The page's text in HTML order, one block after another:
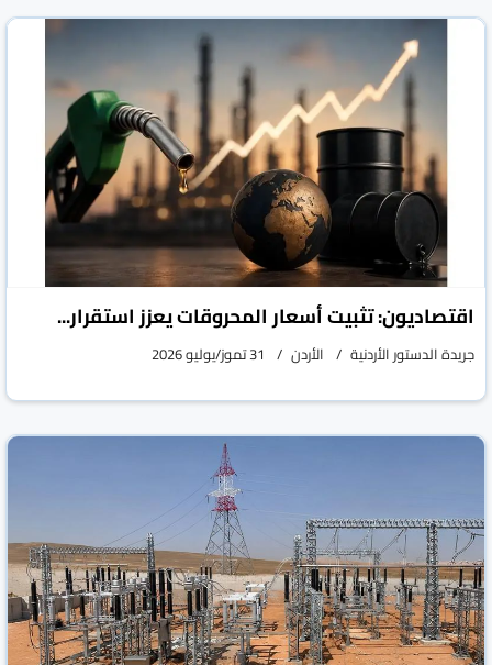
اقتصاديون: تثبيت أسعار المحروقات يعزز استقرار...
جريدة الدستور الأردنية الأردن 31 تموز/يوليو 2026